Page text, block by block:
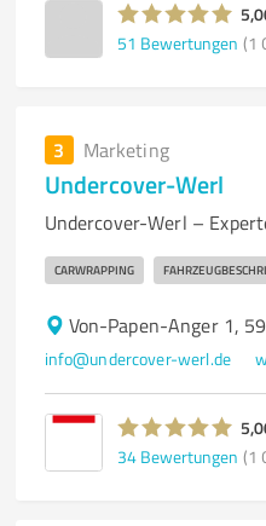
51 Bewertungen (1
3 Marketing
Undercover-Werl
Undercover-Werl –
CARWRAPPING
Von-Papen-Anger 1,
info@undercover-werl.de
34 Bewertungen (1